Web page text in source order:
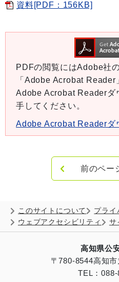
資料[PDF：156KB]
PDFの閲覧にはAdobe社
「Adobe Acrobat
Adobe Acrobat Readerダ
手してください。
Adobe Acrobat Readerダ
前のペー
このサイトについて
プライ
ウェブアクセシビリティ
サ
高知県公
〒780-8544高知
TEL：